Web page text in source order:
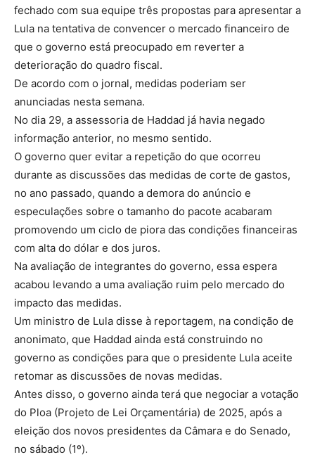
fechado com sua equipe três propostas para apresentar a
Lula na tentativa de convencer o mercado financeiro de
que o governo está preocupado em reverter a
deterioração do quadro fiscal.
De acordo com o jornal, medidas poderiam ser
anunciadas nesta semana.
No dia 29, a assessoria de Haddad já havia negado
informação anterior, no mesmo sentido.
O governo quer evitar a repetição do que ocorreu
durante as discussões das medidas de corte de gastos,
no ano passado, quando a demora do anúncio e
especulações sobre o tamanho do pacote acabaram
promovendo um ciclo de piora das condições financeiras
com alta do dólar e dos juros.
Na avaliação de integrantes do governo, essa espera
acabou levando a uma avaliação ruim pelo mercado do
impacto das medidas.
Um ministro de Lula disse à reportagem, na condição de
anonimato, que Haddad ainda está construindo no
governo as condições para que o presidente Lula aceite
retomar as discussões de novas medidas.
Antes disso, o governo ainda terá que negociar a votação
do Ploa (Projeto de Lei Orçamentária) de 2025, após a
eleição dos novos presidentes da Câmara e do Senado,
no sábado (1º).